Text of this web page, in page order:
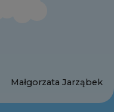
Małgorzata Jarząbek